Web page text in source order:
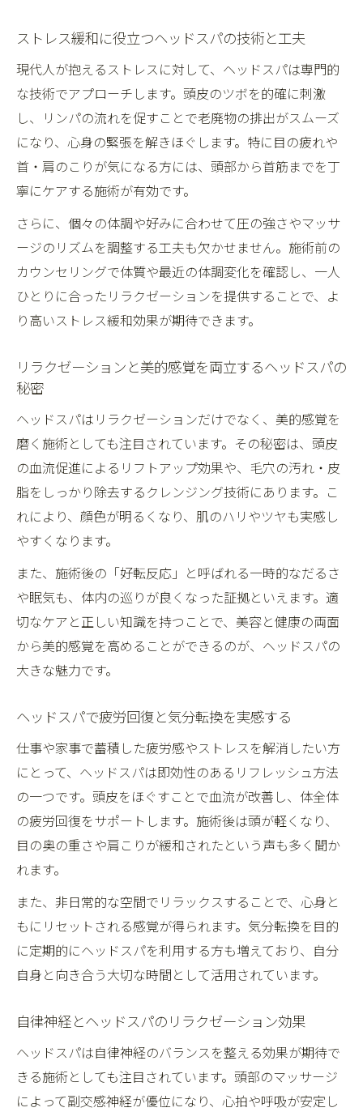
ストレス緩和に役立つヘッドスパの技術と工夫
現代人が抱えるストレスに対して、ヘッドスパは専門的
な技術でアプローチします。頭皮のツボを的確に刺激
し、リンパの流れを促すことで老廃物の排出がスムーズ
になり、心身の緊張を解きほぐします。特に目の疲れや
首・肩のこりが気になる方には、頭部から首筋までを丁
寧にケアする施術が有効です。
さらに、個々の体調や好みに合わせて圧の強さやマッサ
ージのリズムを調整する工夫も欠かせません。施術前の
カウンセリングで体質や最近の体調変化を確認し、一人
ひとりに合ったリラクゼーションを提供することで、よ
り高いストレス緩和効果が期待できます。
リラクゼーションと美的感覚を両立するヘッドスパの
秘密
ヘッドスパはリラクゼーションだけでなく、美的感覚を
磨く施術としても注目されています。その秘密は、頭皮
の血流促進によるリフトアップ効果や、毛穴の汚れ・皮
脂をしっかり除去するクレンジング技術にあります。こ
れにより、顔色が明るくなり、肌のハリやツヤも実感し
やすくなります。
また、施術後の「好転反応」と呼ばれる一時的なだるさ
や眠気も、体内の巡りが良くなった証拠といえます。適
切なケアと正しい知識を持つことで、美容と健康の両面
から美的感覚を高めることができるのが、ヘッドスパの
大きな魅力です。
ヘッドスパで疲労回復と気分転換を実感する
仕事や家事で蓄積した疲労感やストレスを解消したい方
にとって、ヘッドスパは即効性のあるリフレッシュ方法
の一つです。頭皮をほぐすことで血流が改善し、体全体
の疲労回復をサポートします。施術後は頭が軽くなり、
目の奥の重さや肩こりが緩和されたという声も多く聞か
れます。
また、非日常的な空間でリラックスすることで、心身と
もにリセットされる感覚が得られます。気分転換を目的
に定期的にヘッドスパを利用する方も増えており、自分
自身と向き合う大切な時間として活用されています。
自律神経とヘッドスパのリラクゼーション効果
ヘッドスパは自律神経のバランスを整える効果が期待で
きる施術としても注目されています。頭部のマッサージ
によって副交感神経が優位になり、心拍や呼吸が安定し